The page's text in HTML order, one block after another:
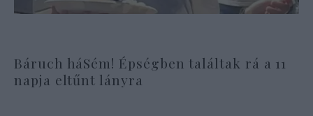
Báruch háSém! Épségben találtak rá a 11
napja eltűnt lányra